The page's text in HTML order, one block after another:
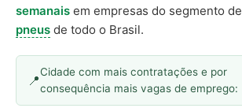
semanais em empresas do segmento de
pneus de todo o Brasil.
Cidade com mais contratações e por
consequência mais vagas de emprego: